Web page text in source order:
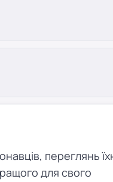
переглянь
для свого